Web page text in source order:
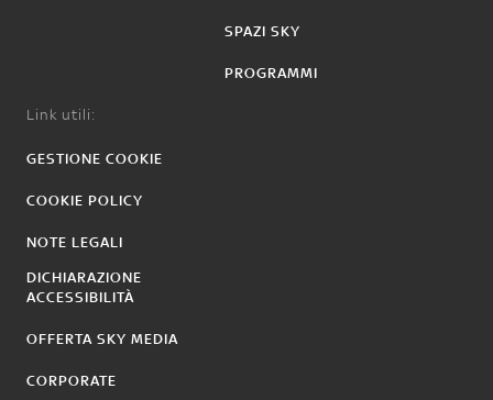
SPAZI SKY
PROGRAMMI
Link utili:
GESTIONE COOKIE
COOKIE POLICY
NOTE LEGALI
DICHIARAZIONE
ACCESSIBILITÀ
OFFERTA SKY MEDIA
CORPORATE